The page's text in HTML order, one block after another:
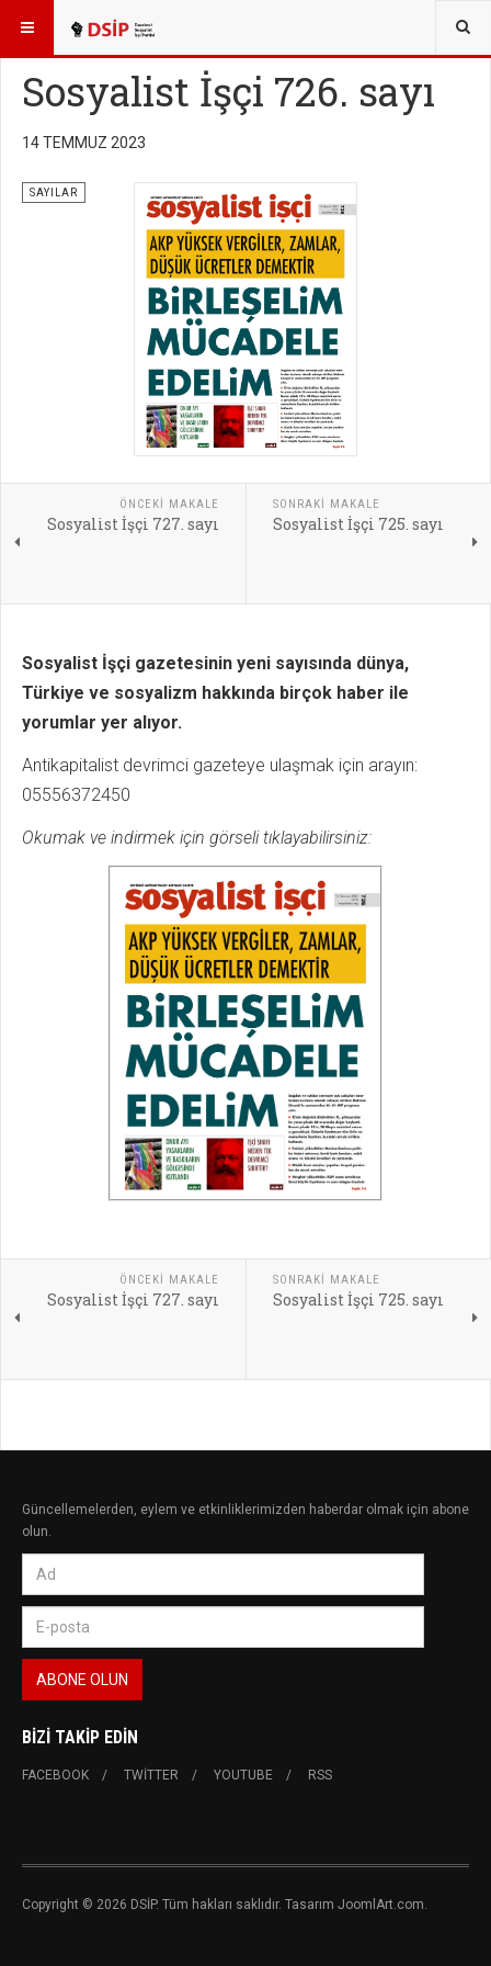
BURADASINIZ: YAYINLAR
Sosyalist İşçi 726. sayı
14 TEMMUZ 2023
SAYILAR
ÖNCEKI MAKALE
Sosyalist İşçi 727. sayı
SONRAKI MAKALE
Sosyalist İşçi 725. sayı
Sosyalist İşçi gazetesinin yeni sayısında dünya,
Türkiye ve sosyalizm hakkında birçok haber ile
yorumlar yer alıyor.
Antikapitalist devrimci gazeteye ulaşmak için arayın:
05556372450
Okumak ve indirmek için görseli tıklayabilirsiniz:
ÖNCEKI MAKALE
Sosyalist İşçi 727. sayı
SONRAKI MAKALE
Sosyalist İşçi 725. sayı
Güncellemelerden, eylem ve etkinliklerimizden haberdar olmak için abone
olun.
BIZI TAKIP EDIN
FACEBOOK TWITTER YOUTUBE RSS
Copyright © 2026 DSİP. Tüm hakları saklıdır. Tasarım JoomlArt.com.